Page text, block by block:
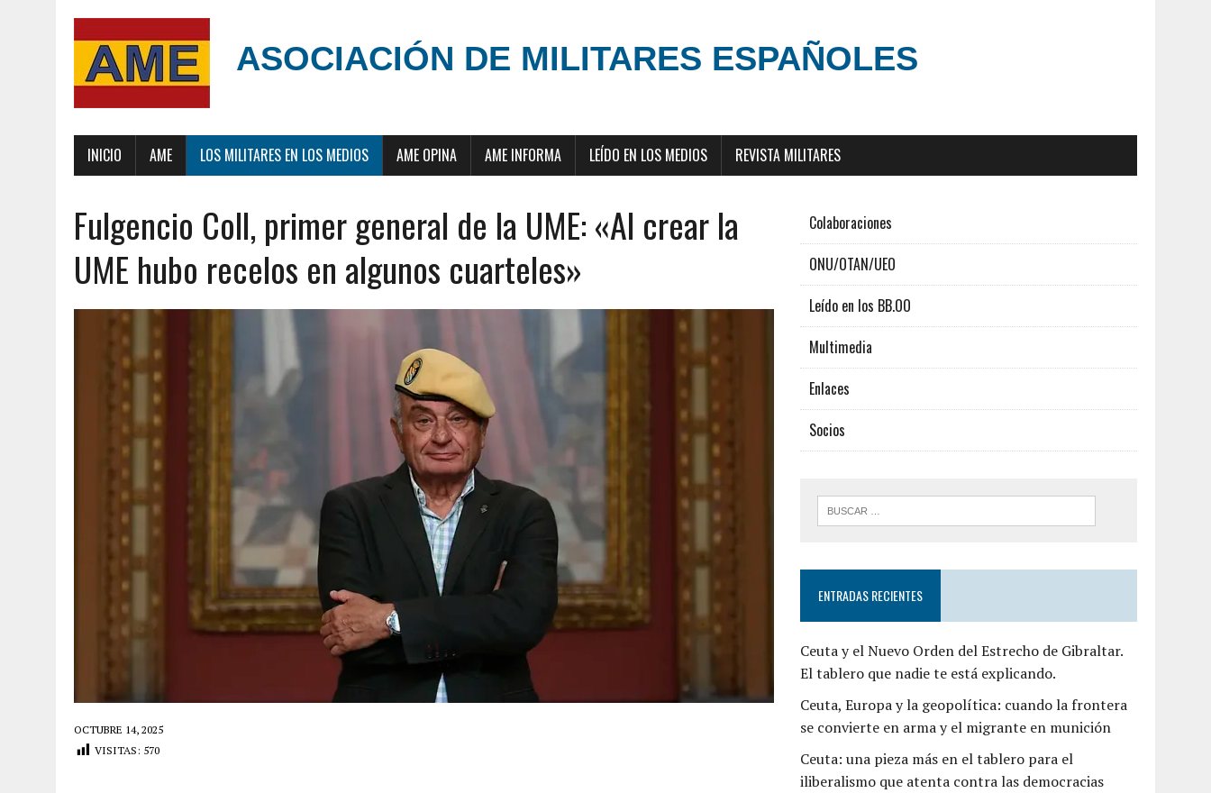
ASOCIACIÓN DE MILITARES ESPAÑOLES
INICIO AME LOS MILITARES EN LOS MEDIOS AME OPINA AME INFORMA LEÍDO EN LOS MEDIOS REVISTA MILITARES
Fulgencio Coll, primer general de la UME: «Al crear la
UME hubo recelos en algunos cuarteles»
OCTUBRE 14, 2025
VISITAS: 570
Colaboraciones
ONU/OTAN/UEO
Leído en los BB.OO
Multimedia
Enlaces
Socios
ENTRADAS RECIENTES
Ceuta y el Nuevo Orden del Estrecho de Gibraltar.
El tablero que nadie te está explicando.
Ceuta, Europa y la geopolítica: cuando la frontera
se convierte en arma y el migrante en munición
Ceuta: una pieza más en el tablero para el
iliberalismo que atenta contra las democracias